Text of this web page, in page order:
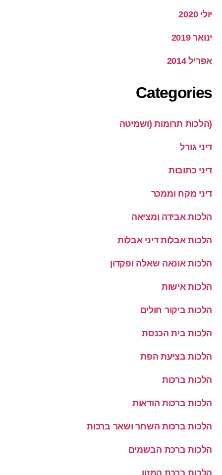
יולי 2020
ינואר 2019
אפריל 2014
Categories
(הלכות תרומות (ושמיטה
דיני גורל
דיני כתובות
דיני מקח וממכר
הלכות אבידה ומציאה
הלכות אבלות דיני אבלות
הלכות אונאה שאלה ופקדון
הלכות אישות
הלכות ביקור חולים
הלכות בית הכנסת
הלכות בציעת הפת
הלכות ברכות
הלכות ברכות הודאות
הלכות ברכות השחר ושאר ברכות
הלכות ברכת הבשמים
הלכות ברכת המזון